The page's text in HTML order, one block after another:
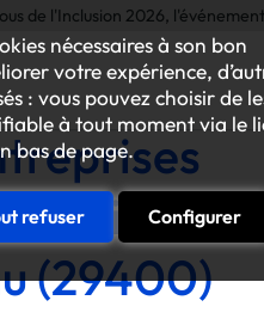
nécessaires à son bon
votre expérience,
: vous pouvez choisir de
à tout moment via le
bas de page.
refuser Configurer
l'Inclusion 2026, l'événement
la ville de
(29400)